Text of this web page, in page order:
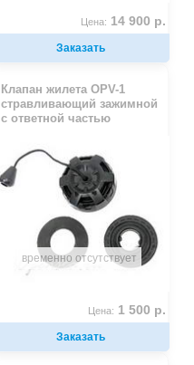
Цена: 14 900 р.
Заказать
Клапан жилета OPV-1
стравливающий зажимной
с ответной частью
временно отсутствует
Цена: 1 500 р.
Заказать